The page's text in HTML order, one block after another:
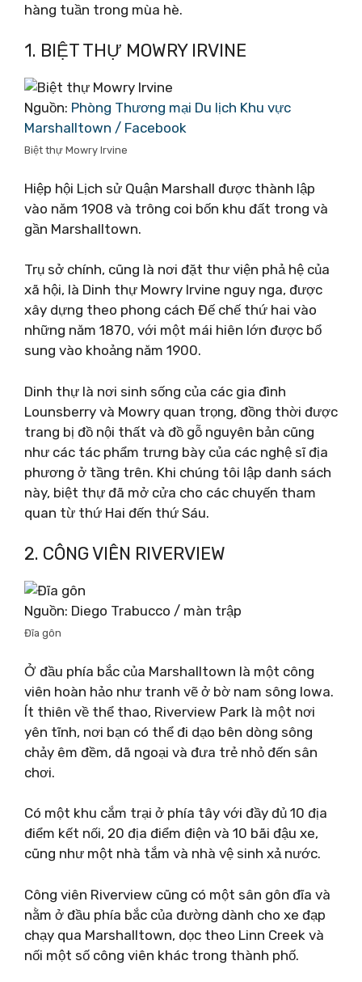
hàng tuần trong mùa hè.
1. BIỆT THỰ MOWRY IRVINE
Nguồn: Phòng Thương mại Du lịch Khu vực
Marshalltown / Facebook
Biệt thự Mowry Irvine
Hiệp hội Lịch sử Quận Marshall được thành lập
vào năm 1908 và trông coi bốn khu đất trong và
gần Marshalltown.
Trụ sở chính, cũng là nơi đặt thư viện phả hệ của
xã hội, là Dinh thự Mowry Irvine nguy nga, được
xây dựng theo phong cách Đế chế thứ hai vào
những năm 1870, với một mái hiên lớn được bổ
sung vào khoảng năm 1900.
Dinh thự là nơi sinh sống của các gia đình
Lounsberry và Mowry quan trọng, đồng thời được
trang bị đồ nội thất và đồ gỗ nguyên bản cũng
như các tác phẩm trưng bày của các nghệ sĩ địa
phương ở tầng trên. Khi chúng tôi lập danh sách
này, biệt thự đã mở cửa cho các chuyến tham
quan từ thứ Hai đến thứ Sáu.
2. CÔNG VIÊN RIVERVIEW
Nguồn: Diego Trabucco / màn trập
Đĩa gôn
Ở đầu phía bắc của Marshalltown là một công
viên hoàn hảo như tranh vẽ ở bờ nam sông Iowa.
Ít thiên về thể thao, Riverview Park là một nơi
yên tĩnh, nơi bạn có thể đi dạo bên dòng sông
chảy êm đềm, dã ngoại và đưa trẻ nhỏ đến sân
chơi.
Có một khu cắm trại ở phía tây với đầy đủ 10 địa
điểm kết nối, 20 địa điểm điện và 10 bãi đậu xe,
cũng như một nhà tắm và nhà vệ sinh xả nước.
Công viên Riverview cũng có một sân gôn đĩa và
nằm ở đầu phía bắc của đường dành cho xe đạp
chạy qua Marshalltown, dọc theo Linn Creek và
nối một số công viên khác trong thành phố.